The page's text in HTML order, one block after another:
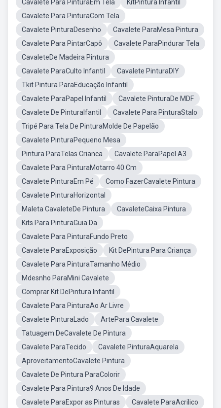
Cavalete Para PinturaEm Tela
KitPintura Infantil
Cavalete Para PinturaCom Tela
Cavalete PinturaDesenho
Cavalete ParaMesa Pintura
Cavalete Para PintarCapô
Cavalete ParaPindurar Tela
CavaleteDe Madeira Pintura
Cavalete ParaCulto Infantil
Cavalete PinturaDIY
Tkit Pintura ParaEducação Infantil
Cavalete ParaPapel Infantil
Cavalete PinturaDe MDF
Cavalete De PinturaIfantil
Cavalete Para PinturaStalo
Tripé Para Tela De PinturaMolde De Papelão
Cavalete PinturaPequeno Mesa
Pintura ParaTelas Crianca
Cavalete ParaPapel A3
Cavalete Para PinturaMotarro 40 Cm
Cavalete PinturaEm Pé
Como FazerCavalete Pintura
Cavalete PinturaHorizontal
Maleta CavaleteDe Pintura
CavaleteCaixa Pintura
Kits Para PinturaGuia Da
Cavalete Para PinturaFundo Preto
Cavalete ParaExposição
Kit DePintura Para Criança
Cavalete Para PinturaTamanho Médio
Mdesnho ParaMini Cavalete
Comprar Kit DePintura Infantil
Cavalete Para PinturaAo Ar Livre
Cavalete PinturaLado
ArtePara Cavalete
Tatuagem DeCavalete De Pintura
Cavalete ParaTecido
Cavalete PinturaAquarela
AproveitamentoCavalete Pintura
Cavalete De Pintura ParaColorir
Cavalete Para Pintura9 Anos De Idade
Cavalete ParaExpor as Pinturas
Cavalete ParaAcrilico